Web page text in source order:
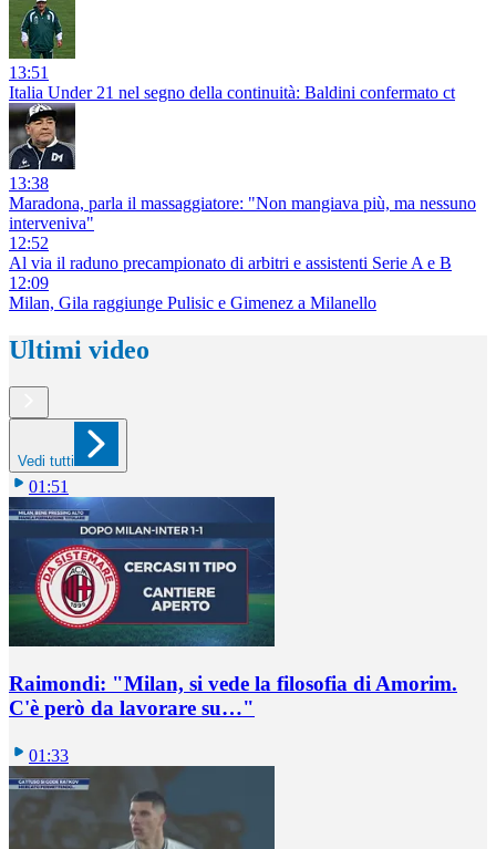
13:51
Italia Under 21 nel segno della continuità: Baldini confermato ct
13:38
Maradona, parla il massaggiatore: "Non mangiava più, ma nessuno
interveniva"
12:52
Al via il raduno precampionato di arbitri e assistenti Serie A e B
12:09
Milan, Gila raggiunge Pulisic e Gimenez a Milanello
Ultimi video
Vedi tutti
01:51
Raimondi: "Milan, si vede la filosofia di Amorim.
C'è però da lavorare su…"
01:33